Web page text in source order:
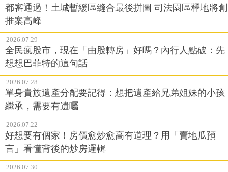
都審通過！土城暫緩區縫合最後拼圖 司法園區釋地將創
推案高峰
2026.07.29
全民瘋股市，現在「由股轉房」好嗎？內行人點破：先
想想巴菲特的這句話
2026.07.28
單身貴族遺產分配要記得：想把遺產給兄弟姐妹的小孩
繼承，需要有遺囑
2026.07.22
好想要有個家！房價愈炒愈高有道理？用「賣地瓜預
言」看懂背後的炒房邏輯
2026.07.30